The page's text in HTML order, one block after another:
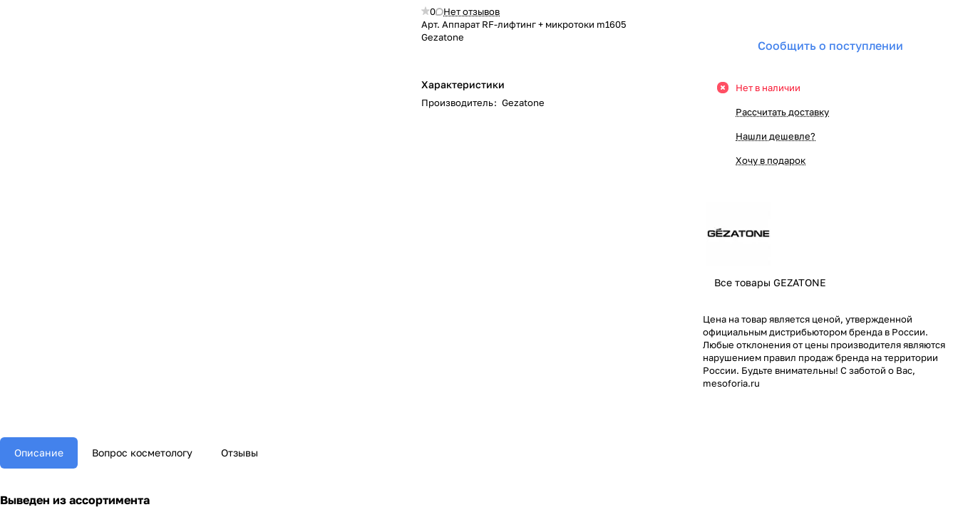
0
Нет отзывов
Арт.Аппарат RF-лифтинг + микротоки m1605
Gezatone
Характеристики
Производитель: Gezatone
Сообщить о поступлении
Нет в наличии
Рассчитать доставку
Нашли дешевле?
Хочу в подарок
Все товары GEZATONE
Цена на товар является ценой, утвержденной
официальным дистрибьютором бренда в России.
Любые отклонения от цены производителя являются
нарушением правил продаж бренда на территории
России. Будьте внимательны! С заботой о Вас,
mesoforia.ru
Описание Вопрос косметологу Отзывы
Выведен из ассортимента